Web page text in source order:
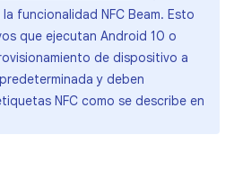
funcionalidad NFC Beam. Esto
que ejecutan Android 10 o
de dispositivo a
y deben
NFC como se describe en